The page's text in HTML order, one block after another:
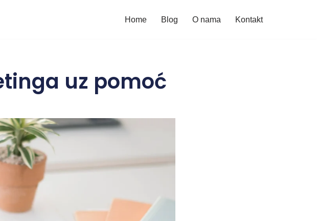
Home Blog O nama Kontakt
uz pomoć